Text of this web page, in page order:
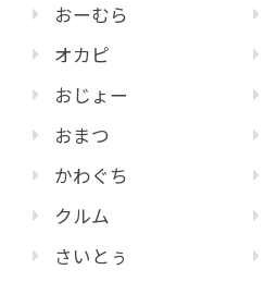
おーむら
オカピ
おじょー
おまつ
かわぐち
クルム
さいとぅ